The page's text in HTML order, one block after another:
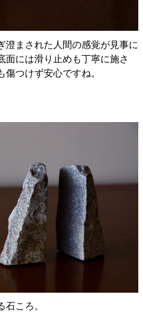
澄まされた人間の感覚が見事に
面には滑り止めも丁寧に施さ
つけず安心ですね。
ころ。